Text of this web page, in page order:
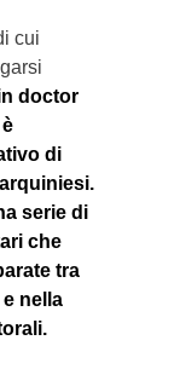
cui
doctor
di
serie di
che
tra
nella